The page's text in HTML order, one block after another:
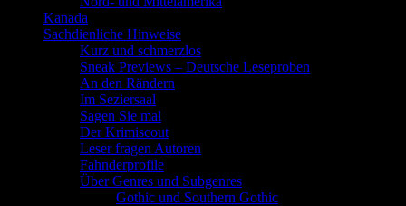
Kanada
Sachdienliche Hinweise
Kurz und schmerzlos
Sneak Previews – Deutsche Leseproben
An den Rändern
Im Seziersaal
Sagen Sie mal
Der Krimiscout
Leser fragen Autoren
Fahnderprofile
Über Genres und Subgenres
Gothic und Southern Gothic